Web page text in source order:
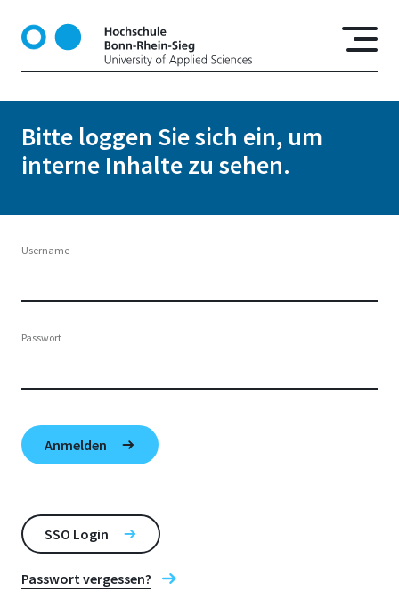
k
Bitte loggen Sie sich ein, um
interne Inhalte zu sehen.
Username
Passwort
SSO Login
Passwort vergessen?